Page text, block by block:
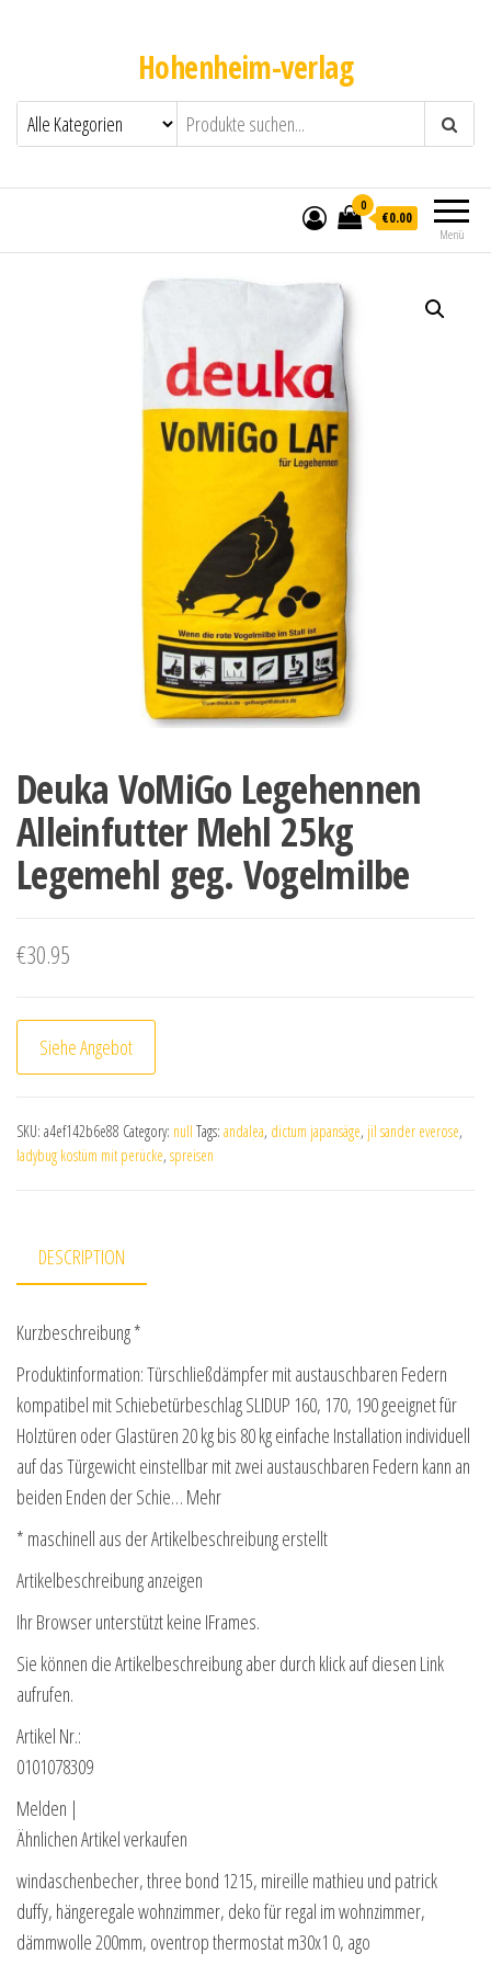
Hohenheim-verlag
Menü
0
€0.00
Deuka VoMiGo Legehennen
Alleinfutter Mehl 25kg
Legemehl geg. Vogelmilbe
€30.95
Siehe Angebot
SKU: a4ef142b6e88 Category: null Tags: andalea, dictum japansäge, jil sander everose,
ladybug kostüm mit perücke, spreisen
DESCRIPTION
Kurzbeschreibung *
Produktinformation: Türschließdämpfer mit austauschbaren Federn
kompatibel mit Schiebetürbeschlag SLIDUP 160, 170, 190 geeignet für
Holztüren oder Glastüren 20 kg bis 80 kg einfache Installation individuell
auf das Türgewicht einstellbar mit zwei austauschbaren Federn kann an
beiden Enden der Schie… Mehr
* maschinell aus der Artikelbeschreibung erstellt
Artikelbeschreibung anzeigen
Ihr Browser unterstützt keine IFrames.
Sie können die Artikelbeschreibung aber durch klick auf diesen Link
aufrufen.
Artikel Nr.:
0101078309
Melden |
Ähnlichen Artikel verkaufen
windaschenbecher, three bond 1215, mireille mathieu und patrick
duffy, hängeregale wohnzimmer, deko für regal im wohnzimmer,
dämmwolle 200mm, oventrop thermostat m30x1 0, ago